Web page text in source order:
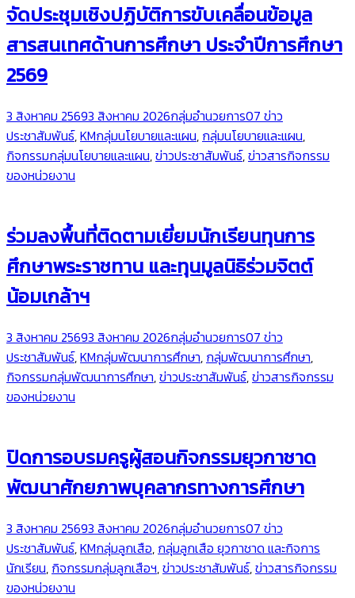
จัดประชุมเชิงปฏิบัติการขับเคลื่อนข้อมูล
สารสนเทศด้านการศึกษา ประจำปีการศึกษา
2569
3 สิงหาคม 25693 สิงหาคม 2026กลุ่มอำนวยการ07 ข่าว
ประชาสัมพันธ์,KMกลุ่มนโยบายและแผน, กลุ่มนโยบายและแผน,
กิจกรรมกลุ่มนโยบายและแผน,ข่าวประชาสัมพันธ์,ข่าวสารกิจกรรม
ของหน่วยงาน
ร่วมลงพื้นที่ติดตามเยี่ยมนักเรียนทุนการ
ศึกษาพระราชทาน และทุนมูลนิธิร่วมจิตต์
น้อมเกล้าฯ
3 สิงหาคม 25693 สิงหาคม 2026กลุ่มอำนวยการ07 ข่าว
ประชาสัมพันธ์,KMกลุ่มพัฒนาการศึกษา, กลุ่มพัฒนาการศึกษา,
กิจกรรมกลุ่มพัฒนาการศึกษา,ข่าวประชาสัมพันธ์,ข่าวสารกิจกรรม
ของหน่วยงาน
ปิดการอบรมครูผู้สอนกิจกรรมยุวกาชาด
พัฒนาศักยภาพบุคลากรทางการศึกษา
3 สิงหาคม 25693 สิงหาคม 2026กลุ่มอำนวยการ07 ข่าว
ประชาสัมพันธ์,KMกลุ่มลูกเสือ, กลุ่มลูกเสือ ยุวกาชาด และกิจการ
นักเรียน, กิจกรรมกลุ่มลูกเสือฯ,ข่าวประชาสัมพันธ์,ข่าวสารกิจกรรม
ของหน่วยงาน